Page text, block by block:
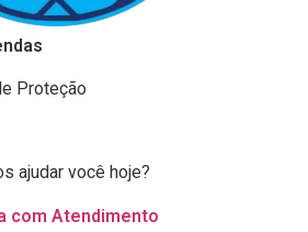
Proteção
ajudar você hoje?
com Atendimento